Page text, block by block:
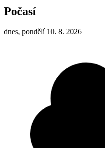
Počasí
dnes, pondělí 10. 8. 2026